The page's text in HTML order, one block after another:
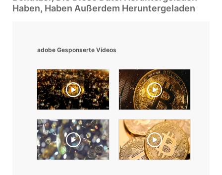
Haben, Haben Außerdem Heruntergeladen
adobe Gesponserte Videos